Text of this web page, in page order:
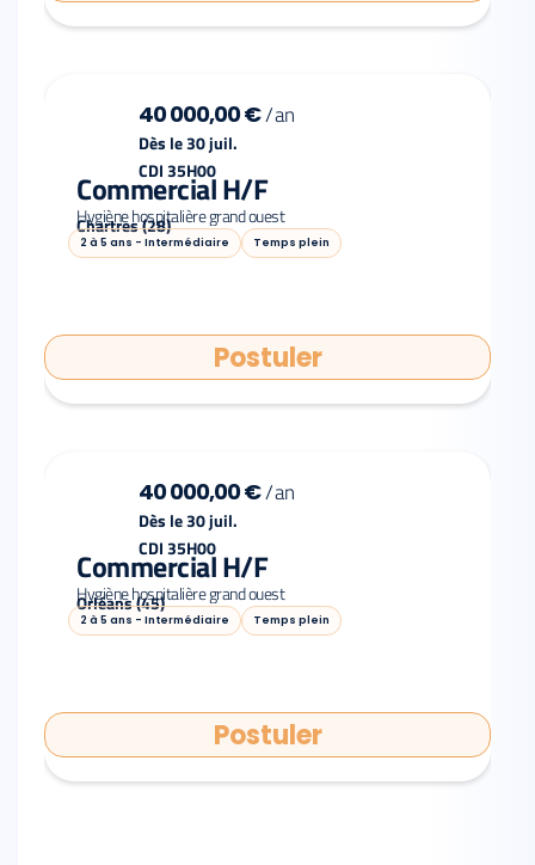
40 000,00 €/an
Dès le 30 juil.
CDI 35H00
Commercial H/F
Hygiène hospitalière grand ouest
Chartres (28)
2 à 5 ans - Intermédiaire Temps plein
Postuler
40 000,00 €/an
Dès le 30 juil.
CDI 35H00
Commercial H/F
Hygiène hospitalière grand ouest
Orléans (45)
2 à 5 ans - Intermédiaire Temps plein
Postuler